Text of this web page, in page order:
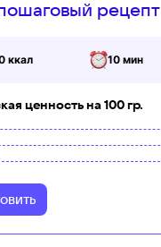
рецепт
ккал 10 мин
ценность на 100 гр.